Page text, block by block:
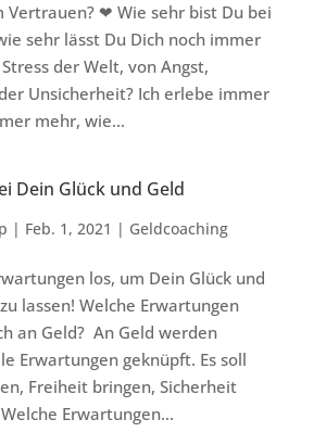
Vertrauen? ❤ Wie sehr bist Du bei
sehr lässt Du Dich noch immer
der Welt, von Angst,
Unsicherheit? Ich erlebe immer
mehr, wie...
Dein Glück und Geld
| Feb. 1, 2021 | Geldcoaching
los, um Dein Glück und
lassen! Welche Erwartungen
an Geld? An Geld werden
Erwartungen geknüpft. Es soll
Freiheit bringen, Sicherheit
Erwartungen...